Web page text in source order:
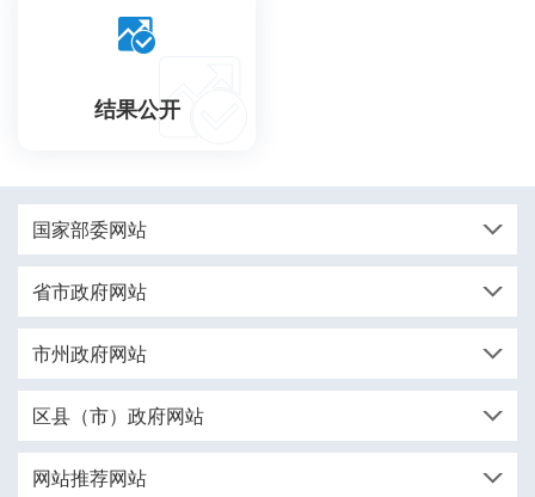
结果公开
国家部委网站
省市政府网站
市州政府网站
区县（市）政府网站
网站推荐网站